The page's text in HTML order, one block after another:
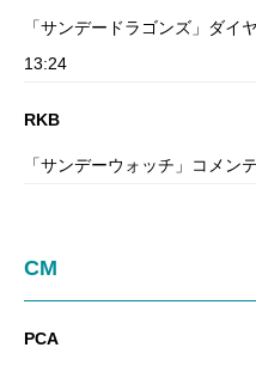
「サンデードラゴンズ」ダイ
13:24
RKB
「サンデーウォッチ」コメン
CM
PCA